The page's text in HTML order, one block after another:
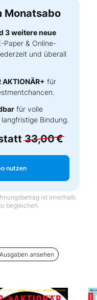
Monatsabo
3 weitere neue
Paper & Online-
und überall
AKTIONÄR+ für
für volle
Bindung.
33,00 €
nutzen
ist innerhalb
begleichen.
ansehen